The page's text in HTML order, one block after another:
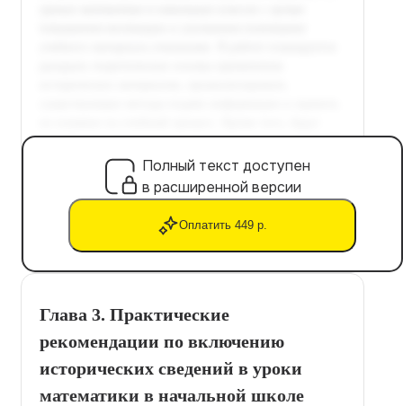
Полный текст доступен
в расширенной версии
Оплатить 449 р.
Глава 3. Практические
рекомендации по включению
исторических сведений в уроки
математики в начальной школе